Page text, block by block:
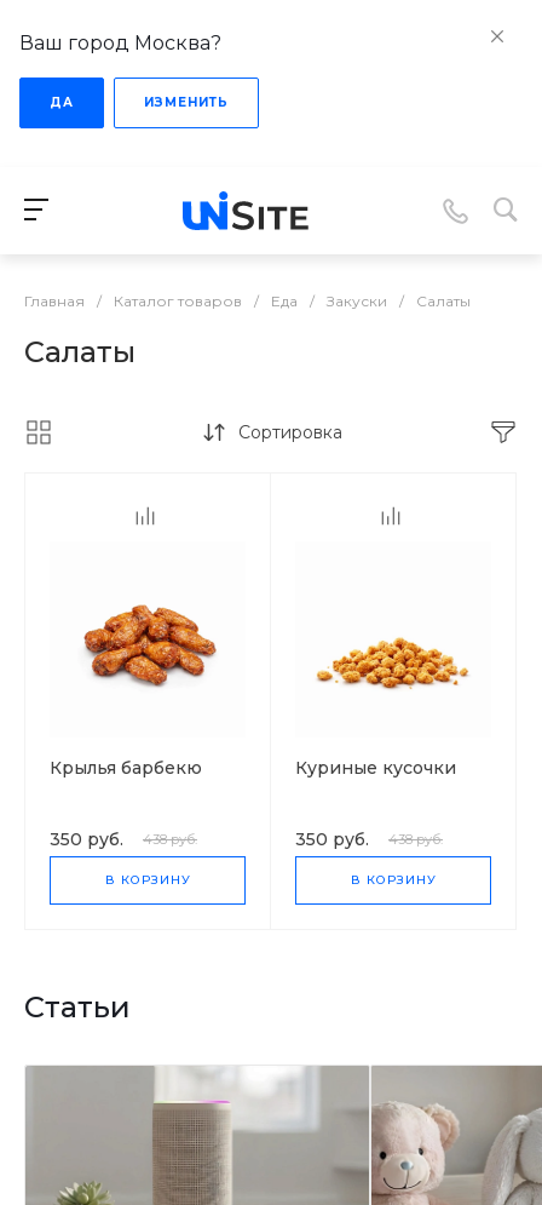
Ваш город Москва?
ДА ИЗМЕНИТЬ
Главная / Каталог товаров / Еда / Закуски / Салаты
Салаты
Сортировка
Крылья барбекю
350 руб. 438 руб.
В КОРЗИНУ
Куриные кусочки
350 руб. 438 руб.
В КОРЗИНУ
Статьи